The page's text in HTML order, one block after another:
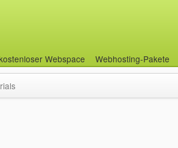
Webspace Webhosting-Pakete